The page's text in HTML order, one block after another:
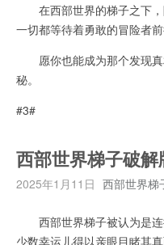
在西部世界的梯子之下，
一切都等待着勇敢的冒险者前
愿你也能成为那个发现真
秘。
#3#
西部世界梯子破解
2025年1月11日 西部世界梯
西部世界梯子被认为是连
少数幸运儿得以亲眼目睹其真